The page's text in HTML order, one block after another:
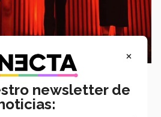
, había días que
×
newsletter de